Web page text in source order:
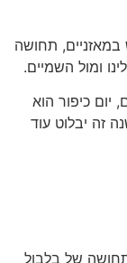
תחושה
ומול השמיים.
כיפור הוא
זה יבלוט עוד
של בלבול